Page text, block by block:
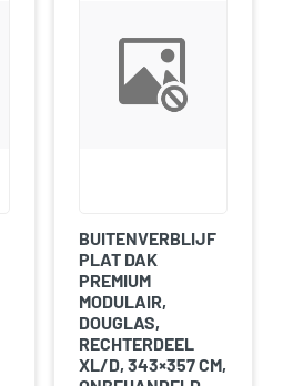
BUITENVERBLIJF
PLAT DAK
PREMIUM
MODULAIR,
DOUGLAS,
RECHTERDEEL
XL/D, 343×357 CM,